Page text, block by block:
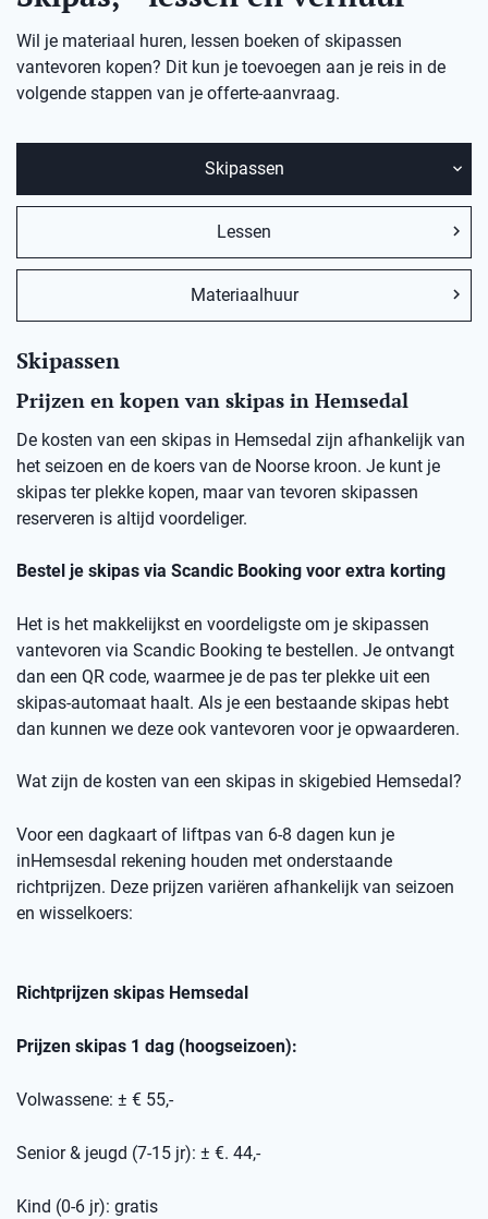
Wil je materiaal huren, lessen boeken of skipassen
vantevoren kopen? Dit kun je toevoegen aan je reis in de
volgende stappen van je offerte-aanvraag.
Skipassen
Lessen
Materiaalhuur
Skipassen
Prijzen en kopen van skipas in Hemsedal
De kosten van een skipas in Hemsedal zijn afhankelijk van
het seizoen en de koers van de Noorse kroon. Je kunt je
skipas ter plekke kopen, maar van tevoren skipassen
reserveren is altijd voordeliger.
Bestel je skipas via Scandic Booking voor extra korting
Het is het makkelijkst en voordeligste om je skipassen
vantevoren via Scandic Booking te bestellen. Je ontvangt
dan een QR code, waarmee je de pas ter plekke uit een
skipas-automaat haalt. Als je een bestaande skipas hebt
dan kunnen we deze ook vantevoren voor je opwaarderen.
Wat zijn de kosten van een skipas in skigebied Hemsedal ?
Voor een dagkaart of liftpas van 6-8 dagen kun je
inHemsesdal rekening houden met onderstaande
richtprijzen. Deze prijzen variëren afhankelijk van seizoen
en wisselkoers:
Richtprijzen skipas Hemsedal
Prijzen skipas 1 dag (hoogseizoen):
Volwassene: ± € 55,-
Senior & jeugd (7-15 jr): ± €. 44,-
Kind (0-6 jr): gratis